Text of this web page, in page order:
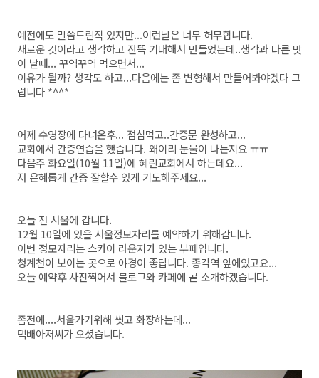
예전에도 말씀드린적 있지만...이런날은 너무 허무합니다.
새로운 것이라고 생각하고 잔뜩 기대해서 만들었는데..생각과 다른 맛
이 날때... 꾸역꾸역 먹으면서...
이유가 뭘까? 생각도 하고...다음에는 좀 변형해서 만들어봐야겠다 그
럽니다 *^^*
어제 수영장에 다녀온후... 점심먹고..간증문 완성하고...
교회에서 간증연습을 했습니다. 왜이리 눈물이 나는지요 ㅠㅠ
다음주 화요일(10월 11일)에 혜린교회에서 하는데요...
저 은혜롭게 간증 잘할수 있게 기도해주세요...
오늘 전 서울에 갑니다.
12월 10일에 있을 서울정모자리를 예약하기 위해갑니다.
이번 정모자리는 스카이 라운지가 있는 부페입니다.
청계천이 보이는 곳으로 야경이 좋답니다. 종각역 앞에있고요...
오늘 예약후 사진찍어서 블로그와 카페에 곧 소개하겠습니다.
좀전에....서울가기위해 씻고 화장하는데...
택배아저씨가 오셨습니다.